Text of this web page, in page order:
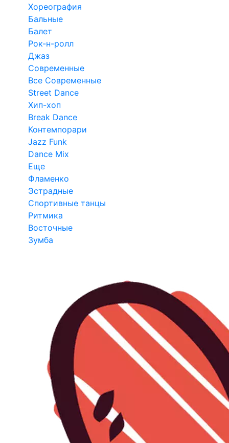
Хореография
Бальные
Балет
Рок-н-ролл
Джаз
Современные
Все Современные
Street Dance
Хип-хоп
Break Dance
Контемпорари
Jazz Funk
Dance Mix
Еще
Фламенко
Эстрадные
Спортивные танцы
Ритмика
Восточные
Зумба